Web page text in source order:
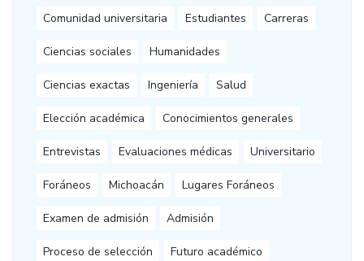
Comunidad universitaria Estudiantes Carreras
Ciencias sociales Humanidades
Ciencias exactas Ingeniería Salud
Elección académica Conocimientos generales
Entrevistas Evaluaciones médicas Universitario
Foráneos Michoacán Lugares Foráneos
Examen de admisión Admisión
Proceso de selección Futuro académico